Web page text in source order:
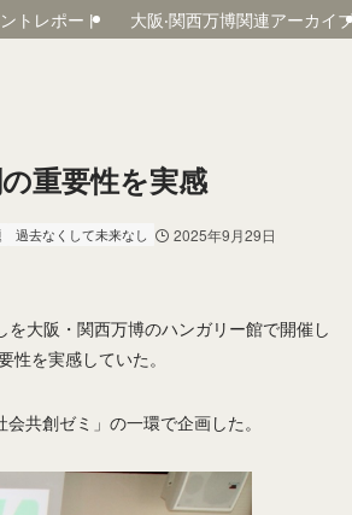
トレポート 大阪‧関⻄万博関連アーカイ
重要性を実感
過去なくして未来なし 2025年9月29日
大阪・関西万博のハンガリー館で開催し
を実感していた。
共創ゼミ」の一環で企画した。